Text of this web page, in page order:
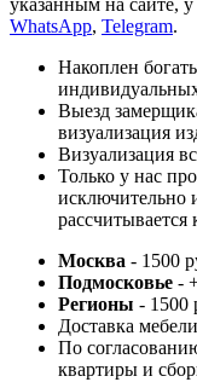
указанным на сайте,
WhatsApp, Telegram.
Накоплен
Выезд
визуализация
Визуализация
Только у нас
исключительно
рассчитывается
Москва - 1500
Подмосковье -
Регионы - 1500
Доставка
По
квартиры и